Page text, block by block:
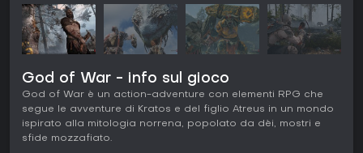
God of War - info sul gioco
God of War è un action-adventure con elementi RPG che
segue le avventure di Kratos e del figlio Atreus in un mondo
ispirato alla mitologia norrena, popolato da dèi, mostri e
sfide mozzafiato.